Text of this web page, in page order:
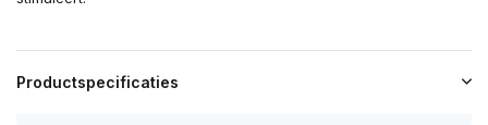
Productspecificaties